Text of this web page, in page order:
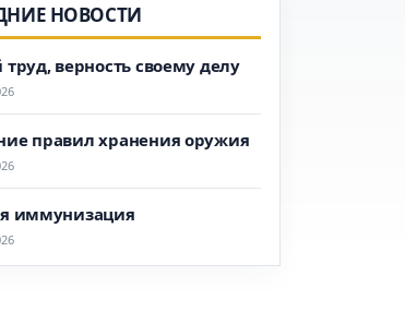
НОВОСТИ
верность своему делу
правил хранения оружия
иммунизация